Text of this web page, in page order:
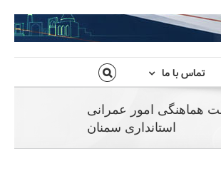
تماس با ما
هماهنگی امور عمرانی
استانداری سمنان